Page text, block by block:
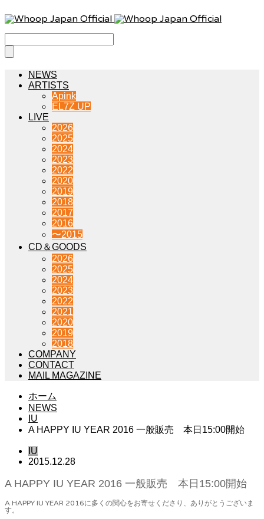
NEWS
ARTISTS
Apink
EL7Z UP
LIVE
2026
2025
2024
2023
2022
2020
2019
2018
2017
2016
〜2015
CD＆GOODS
2026
2025
2024
2023
2022
2021
2020
2019
2018
COMPANY
CONTACT
MAIL MAGAZINE
ホーム
NEWS
IU
A HAPPY IU YEAR 2016 一般販売 本日15:00開始
IU
2015.12.28
A HAPPY IU YEAR 2016 一般販売 本日15:00開始
A HAPPY IU YEAR 2016に多くの関心をお寄せくださり、ありがとうございま
す。